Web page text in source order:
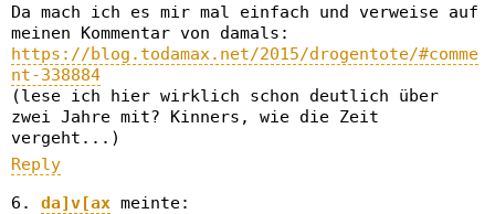
Da mach ich es mir mal einfach und verweise auf
meinen Kommentar von damals:
https://blog.todamax.net/2015/drogentote/#comme
nt-338884
(lese ich hier wirklich schon deutlich über
zwei Jahre mit? Kinners, wie die Zeit
vergeht...)
Reply
da]v[ax meinte: